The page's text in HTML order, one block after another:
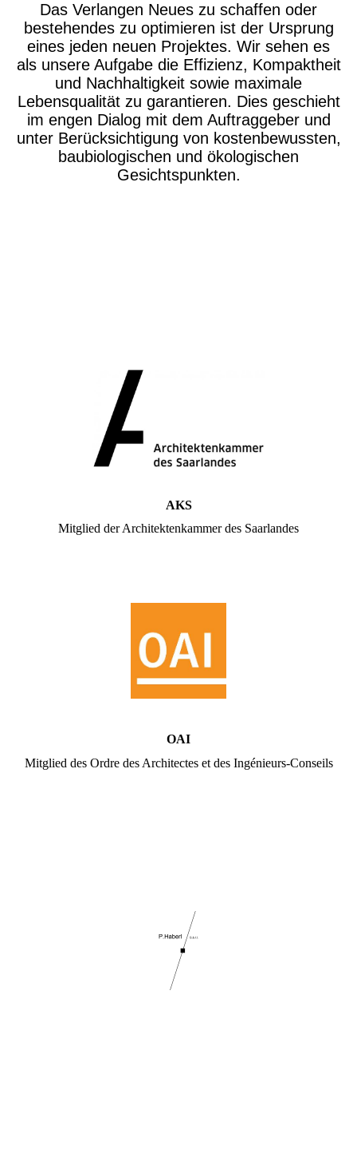
Das Verlangen Neues zu schaffen oder
bestehendes zu optimieren ist der Ursprung
eines jeden neuen Projektes. Wir sehen es
als unsere Aufgabe die Effizienz, Kompaktheit
und Nachhaltigkeit sowie maximale
Lebensqualität zu garantieren. Dies geschieht
im engen Dialog mit dem Auftraggeber und
unter Berücksichtigung von kostenbewussten,
baubiologischen und ökologischen
Gesichtspunkten.
AKS
Mitglied der Architektenkammer des Saarlandes
OAI
Mitglied des Ordre des Architectes et des Ingénieurs-Conseils